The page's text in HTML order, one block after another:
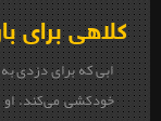
کلاهی برای
ابی که برای دزدی
خودکشی می‌کند. او